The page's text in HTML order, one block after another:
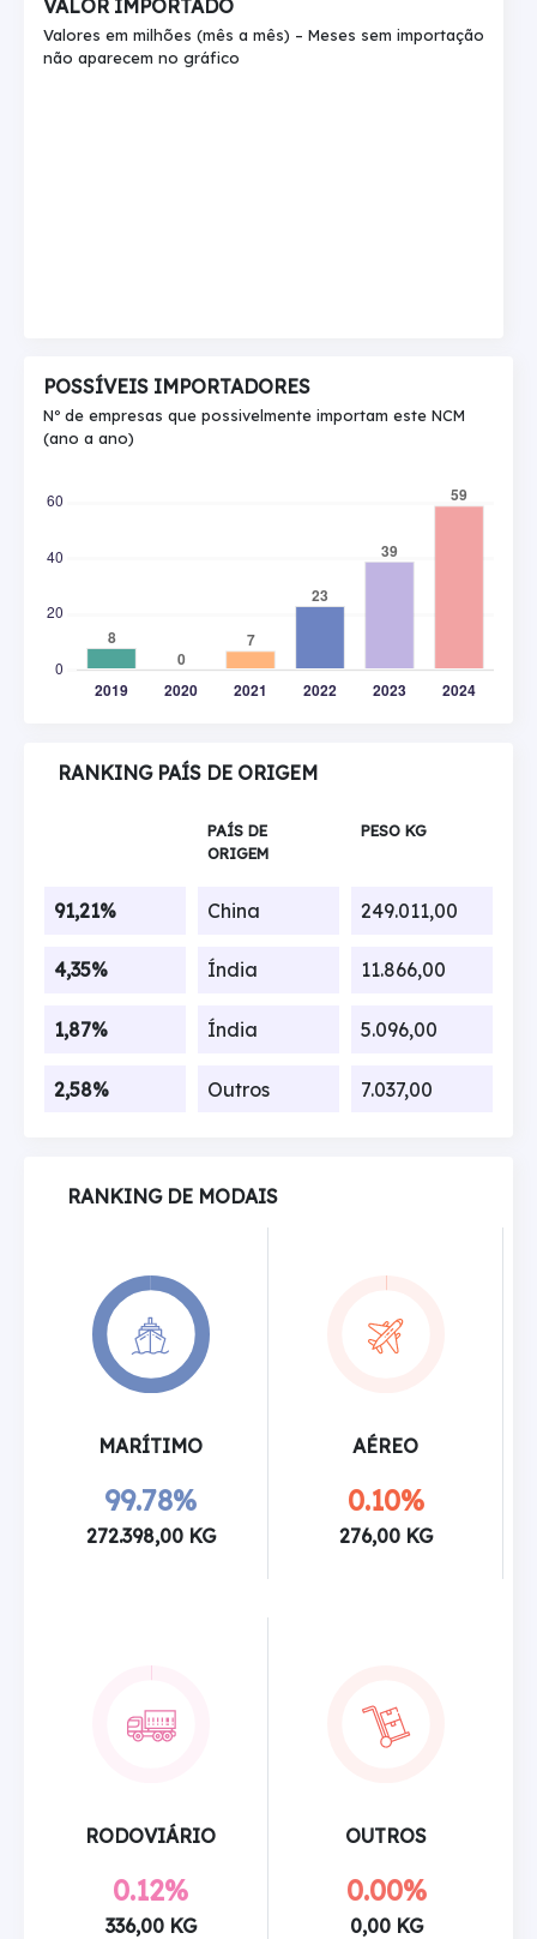
VALOR IMPORTADO
Valores em milhões (mês a mês) – Meses sem importação
não aparecem no gráfico
POSSÍVEIS IMPORTADORES
Nº de empresas que possivelmente importam este NCM
(ano a ano)
RANKING PAÍS DE ORIGEM
PAÍS DE
ORIGEM
PESO KG
91,21% China 249.011,00
4,35% Índia 11.866,00
1,87% Índia 5.096,00
2,58% Outros 7.037,00
RANKING DE MODAIS
MARÍTIMO
99.78%
272.398,00 KG
AÉREO
0.10%
276,00 KG
RODOVIÁRIO
0.12%
336,00 KG
OUTROS
0.00%
0,00 KG